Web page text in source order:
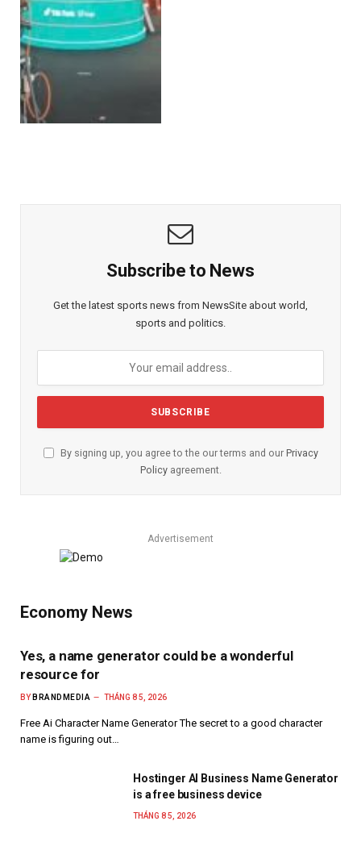
Subscribe to News
Get the latest sports news from NewsSite about world,
sports and politics.
By signing up, you agree to the our terms and our Privacy
Policyagreement.
Advertisement
Economy News
Yes, a name generator could be a wonderful
resource for
BY BRANDMEDIA THÁNG 8 5, 2026
Free Ai Character Name Generator The secret to a good character
name is figuring out…
Hostinger AI Business Name Generator
is a free business device
THÁNG 8 5, 2026